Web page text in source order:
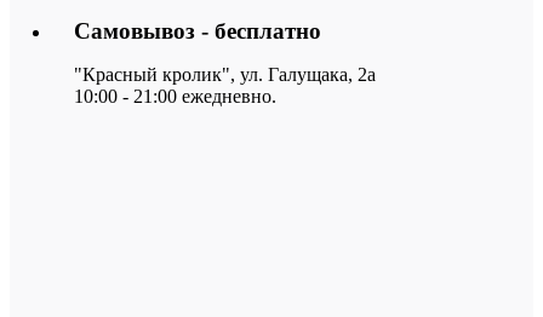
Самовывоз - бесплатно
"Красный кролик", ул. Галущака, 2а
10:00 - 21:00 ежедневно.